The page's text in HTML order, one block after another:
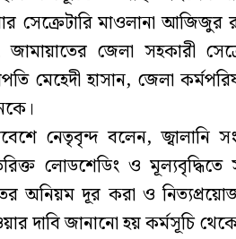
সেক্রেটারি মাওলানা
জেলা সহকারী
মেহেদী হাসান, জেলা
নেতৃবৃন্দ বলেন, জ্বালানি
লোডশেডিং ও মূল্যবৃদ্ধিতে
অনিয়ম দূর করা ও
দাবি জানানো হয় কর্মসূচি